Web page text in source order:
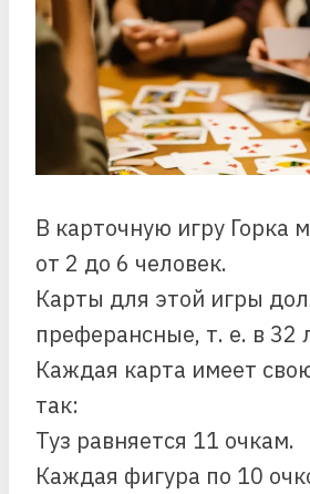
В карточную игру Горка
от 2 до 6 человек.
Карты для этой игры
преферансные, т. е. в 32
Каждая карта имеет
так:
Туз равняется 11 очкам.
Каждая фигура по 10